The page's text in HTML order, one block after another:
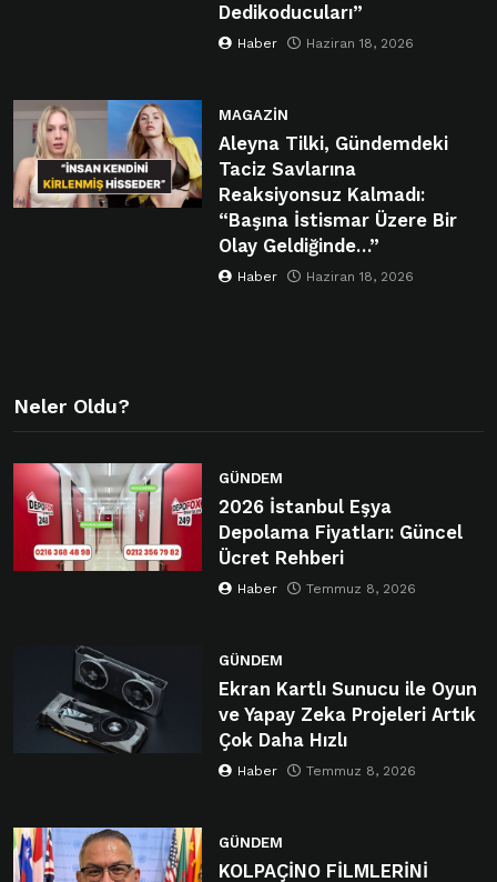
Dedikoducuları”
Haber Haziran 18, 2026
MAGAZIN
Aleyna Tilki, Gündemdeki
Taciz Savlarına
Reaksiyonsuz Kalmadı:
“Başına İstismar Üzere Bir
Olay Geldiğinde…”
Haber Haziran 18, 2026
Neler Oldu?
GÜNDEM
2026 İstanbul Eşya
Depolama Fiyatları: Güncel
Ücret Rehberi
Haber Temmuz 8, 2026
GÜNDEM
Ekran Kartlı Sunucu ile Oyun
ve Yapay Zeka Projeleri Artık
Çok Daha Hızlı
Haber Temmuz 8, 2026
GÜNDEM
KOLPAÇİNO FİLMLERİNİ